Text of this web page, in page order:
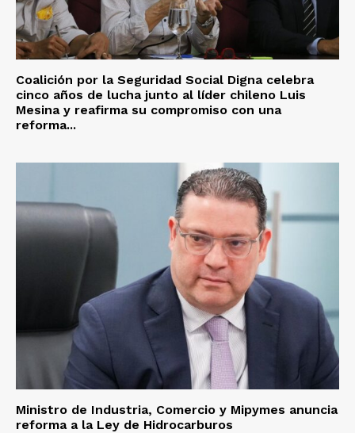
Coalición por la Seguridad Social Digna celebra
cinco años de lucha junto al líder chileno Luis
Mesina y reafirma su compromiso con una
reforma...
Ministro de Industria, Comercio y Mipymes anuncia
reforma a la Ley de Hidrocarburos